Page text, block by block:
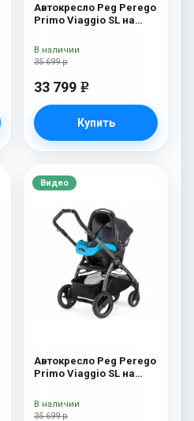
Автокресло Peg Perego
Primo Viaggio SL на
White/Black) Luxe Beige
35 699 р
33 799 e
Купить
В наличии
Видео
Автокресло Peg Perego
Primo Viaggio SL на
White/Black) Bloom
Scuba
35 699 р
В наличии